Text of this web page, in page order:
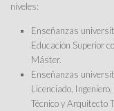
niveles:
Enseñanzas
Educación Superior
Máster.
Enseñanzas
Licenciado,
Técnico y Arquitecto